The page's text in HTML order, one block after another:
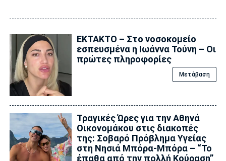
ΕΚΤΑΚΤΟ – Στο νοσοκομείο
εσπευσμένα η Ιωάννα Τούνη – Οι
πρώτες πληροφορίες
Μετάβαση
Τραγικές Ώρες για την Αθηνά
Οικονομάκου στις διακοπές
της: Σοβαρό Πρόβλημα Υγείας
στη Νησιά Μπόρα-Μπόρα – “Το
έπαθα από την πολλή Κούραση”